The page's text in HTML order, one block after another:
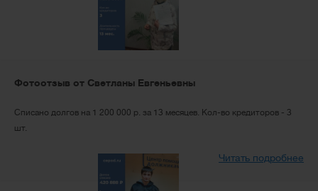
Фотоотзыв от Светланы Евгеньевны
Списано долгов на 1 200 000 р. за 13 месяцев. Кол-во кредиторов - 3
шт.
Читать подробнее